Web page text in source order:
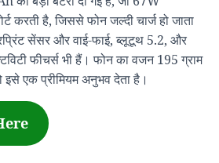
करती है, जिससे फोन जल्दी चार्ज हो जाता
सेंसर और वाई-फाई, ब्लूटूथ 5.2, और
फीचर्स भी हैं। फोन का वजन 195 ग्राम
एक प्रीमियम अनुभव देता है।